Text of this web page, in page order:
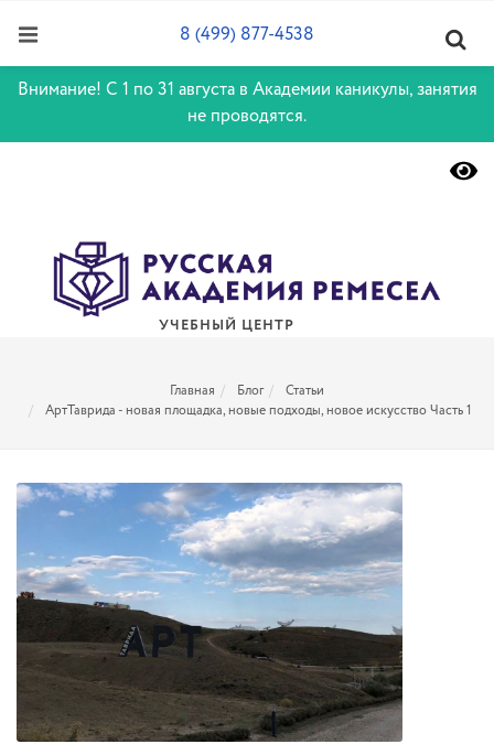
Внимание! С 1 по 31 августа в Академии каникулы, занятия
не проводятся.
УЧЕБНЫЙ ЦЕНТР
8 (499) 877-4538
Главная Блог
Статьи
АртТаврида - новая площадка, новые подходы, новое искусство Часть 1